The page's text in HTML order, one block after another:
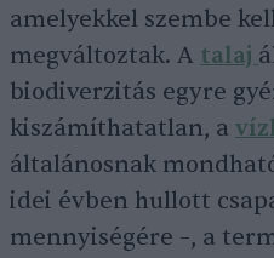
amelyekkel szembe
megváltoztak. A talaj
biodiverzitás egyre
kiszámíthatatlan, a
általánosnak
idei évben hullott
mennyiségére –, a